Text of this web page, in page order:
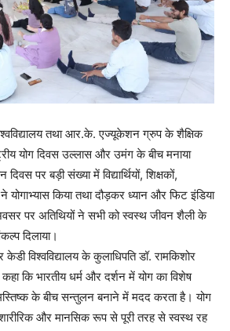
तथा आर.के. एज्यूकेशन ग्रुप के शैक्षिक
योग दिवस उल्लास और उमंग के बीच मनाया
पर बड़ी संख्या में विद्यार्थियों, शिक्षकों,
ने योगाभ्यास किया तथा दौड़कर ध्यान और फिट इंडिया
पर अतिथियों ने सभी को स्वस्थ जीवन शैली के
दिलाया।
केडी विश्वविद्यालय के कुलाधिपति डॉ. रामकिशोर
कि भारतीय धर्म और दर्शन में योग का विशेष
के बीच सन्तुलन बनाने में मदद करता है। योग
और मानसिक रूप से पूरी तरह से स्वस्थ रह